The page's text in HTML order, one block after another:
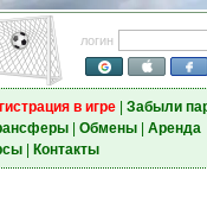
логин
в игре| Забыли
| Обмены| Аренда
| Контакты